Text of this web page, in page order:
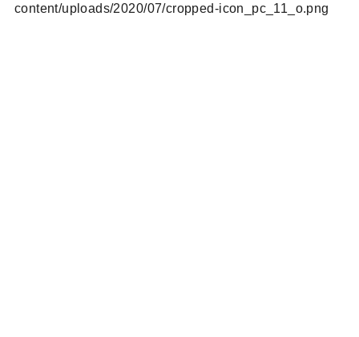
content/uploads/2020/07/cropped-icon_pc_11_o.png